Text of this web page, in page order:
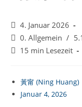
Beitrag
veröffentlicht:
4. Januar 2026
Beitrags-
Kategorie:
0. Allgemein /
Lesedauer:
15 min Lesezeit
黃甯 (Ning Huang)
Januar 4, 2026